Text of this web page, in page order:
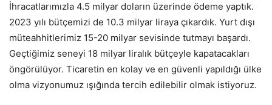
İhracatlarımızla 4.5 milyar doların üzerinde ödeme yaptık.
2023 yılı bütçemizi de 10.3 milyar liraya çıkardık. Yurt dışı
müteahhitlerimiz 15-20 milyar sevisinde tutmayı başardı.
Geçtiğimiz seneyi 18 milyar liralık bütçeyle kapatacakları
öngörülüyor. Ticaretin en kolay ve en güvenli yapıldığı ülke
olma vizyonumuz ışığında tercih edilebilir olmak istiyoruz.